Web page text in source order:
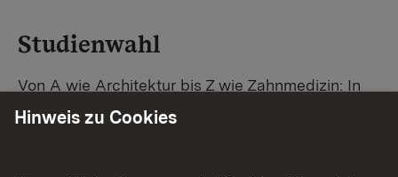
Studienwahl
Von A wie Architektur bis Z wie Zahnmedizin: In
Baden-Württemberg warten unzählige
Hinweis zu Cookies